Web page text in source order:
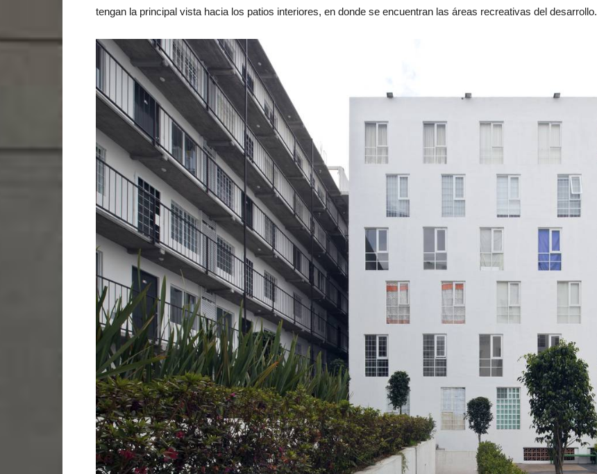
tengan la principal vista hacia los patios interiores, en donde se encuentran las áreas recreativas del desarrollo.